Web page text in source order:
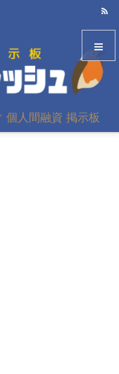
個人間融資 掲示板